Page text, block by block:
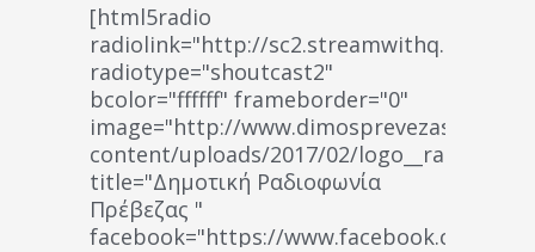
[html5radio
radiolink="http://
radiotype="shoutcast2"
bcolor="ffffff" frameborder="0"
image="http://www.dimosprevezas.gr/wp-
content/uploads/2017/02/
title="Δημοτική Ραδιοφωνία
Πρέβεζας "
facebook="https://www.facebook.com/